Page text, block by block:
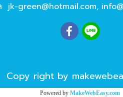
jk-green@hotmail.com,
Copy right by
Powered by MakeWebEasy.com